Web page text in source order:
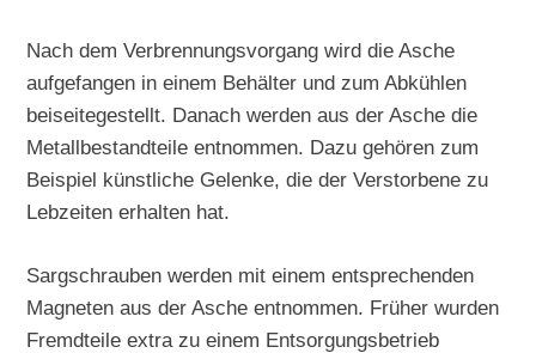
Nach dem Verbrennungsvorgang wird die Asche
aufgefangen in einem Behälter und zum Abkühlen
beiseitegestellt. Danach werden aus der Asche die
Metallbestandteile entnommen. Dazu gehören zum
Beispiel künstliche Gelenke, die der Verstorbene zu
Lebzeiten erhalten hat.
Sargschrauben werden mit einem entsprechenden
Magneten aus der Asche entnommen. Früher wurden
Fremdteile extra zu einem Entsorgungsbetrieb